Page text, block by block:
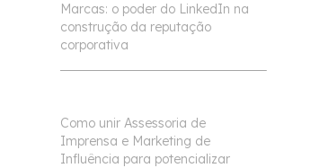
Marcas: o poder do LinkedIn na
construção da reputação
corporativa
Como unir Assessoria de
Imprensa e Marketing de
Influência para potencializar